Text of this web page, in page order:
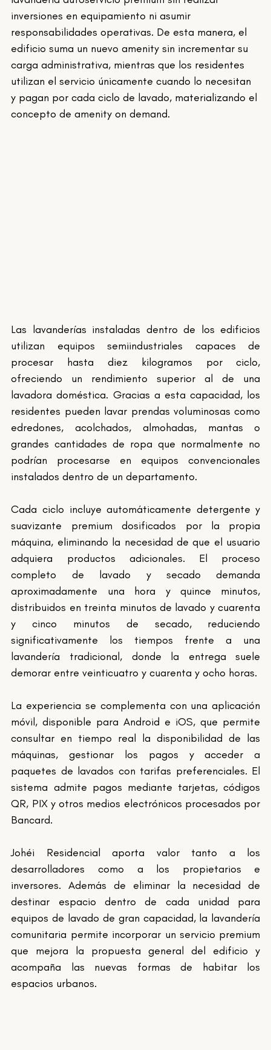
inversiones en equipamiento ni asumir
responsabilidades operativas. De esta manera, el
edificio suma un nuevo amenity sin incrementar su
carga administrativa, mientras que los residentes
utilizan el servicio únicamente cuando lo necesitan
y pagan por cada ciclo de lavado, materializando el
concepto de amenity on demand.
Las lavanderías instaladas dentro de los edificios
utilizan equipos semiindustriales capaces de
procesar hasta diez kilogramos por ciclo,
ofreciendo un rendimiento superior al de una
lavadora doméstica. Gracias a esta capacidad, los
residentes pueden lavar prendas voluminosas como
edredones, acolchados, almohadas, mantas o
grandes cantidades de ropa que normalmente no
podrían procesarse en equipos convencionales
instalados dentro de un departamento.
Cada ciclo incluye automáticamente detergente y
suavizante premium dosificados por la propia
máquina, eliminando la necesidad de que el usuario
adquiera productos adicionales. El proceso
completo de lavado y secado demanda
aproximadamente una hora y quince minutos,
distribuidos en treinta minutos de lavado y cuarenta
y cinco minutos de secado, reduciendo
significativamente los tiempos frente a una
lavandería tradicional, donde la entrega suele
demorar entre veinticuatro y cuarenta y ocho horas.
La experiencia se complementa con una aplicación
móvil, disponible para Android e iOS, que permite
consultar en tiempo real la disponibilidad de las
máquinas, gestionar los pagos y acceder a
paquetes de lavados con tarifas preferenciales. El
sistema admite pagos mediante tarjetas, códigos
QR, PIX y otros medios electrónicos procesados por
Bancard.
Johéi Residencial aporta valor tanto a los
desarrolladores como a los propietarios e
inversores. Además de eliminar la necesidad de
destinar espacio dentro de cada unidad para
equipos de lavado de gran capacidad, la lavandería
comunitaria permite incorporar un servicio premium
que mejora la propuesta general del edificio y
acompaña las nuevas formas de habitar los
espacios urbanos.